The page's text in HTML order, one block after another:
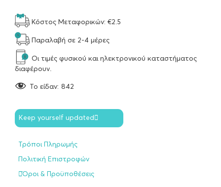
Κόστος Μεταφορικών: €2.5
Παραλαβή σε 2-4 μέρες
Οι τιμές φυσικού και ηλεκτρονικού καταστήματος
διαφέρουν.
To είδαν: 842
Keep yourself updated
Τρόποι Πληρωμής
Πολιτική Επιστροφών
Όροι & Προϋποθέσεις